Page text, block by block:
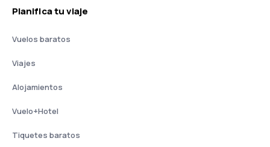
Planifica tu viaje
Vuelos baratos
Viajes
Alojamientos
Vuelo+Hotel
Tiquetes baratos